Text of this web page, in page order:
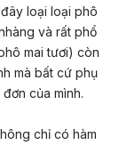
loại loại phô
và rất phổ
mai tươi) còn
mà bất cứ phụ
của mình.
chỉ có hàm